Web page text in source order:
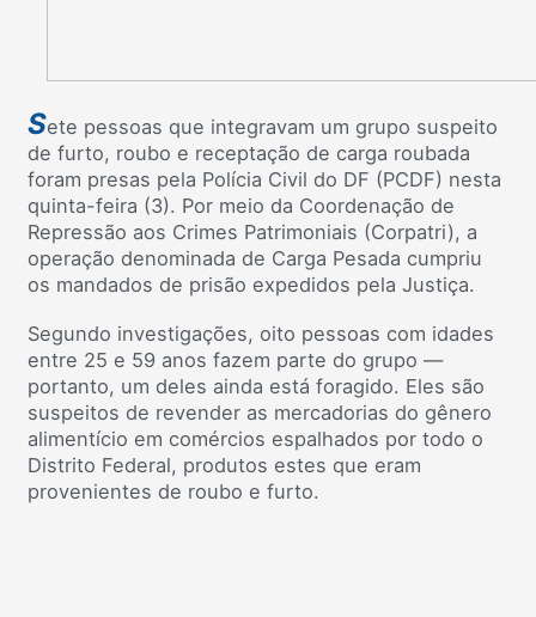
Sete pessoas que integravam um grupo suspeito
de furto, roubo e receptação de carga roubada
foram presas pela Polícia Civil do DF (PCDF) nesta
quinta-feira (3). Por meio da Coordenação de
Repressão aos Crimes Patrimoniais (Corpatri), a
operação denominada de Carga Pesada cumpriu
os mandados de prisão expedidos pela Justiça.
Segundo investigações, oito pessoas com idades
entre 25 e 59 anos fazem parte do grupo —
portanto, um deles ainda está foragido. Eles são
suspeitos de revender as mercadorias do gênero
alimentício em comércios espalhados por todo o
Distrito Federal, produtos estes que eram
provenientes de roubo e furto.